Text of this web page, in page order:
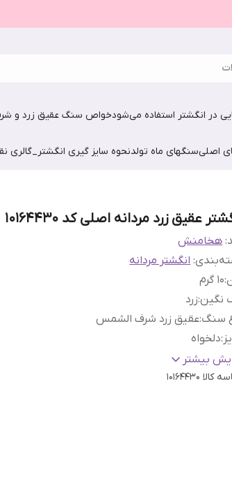
در انگشتر استفاده می‌شودخواص سنگ عقیق زرد و
اصلیسنگهای ماه تولدنحوه سایز گیری انگشتر_گالری
عقیق زرد مردانه اصلی کد 10164430
هخامنش
:انگشتر مردانه
:10 گرم
نگین:زرد
سنگ:عقیق زرد شرف الشمس
:دلخواه
نقره:
925
بیشتر
کالا 10164430